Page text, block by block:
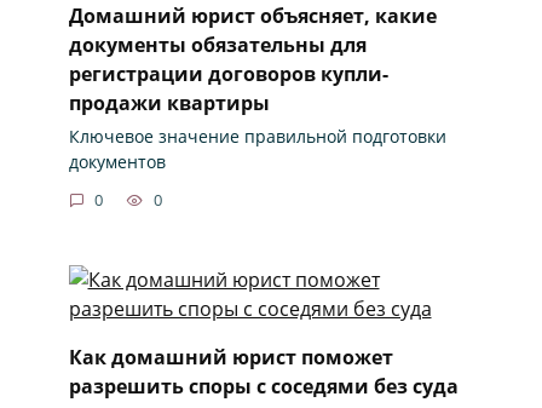
Домашний юрист объясняет, какие
документы обязательны для
регистрации договоров купли-
продажи квартиры
Ключевое значение правильной подготовки
документов
0 0
Как домашний юрист поможет
разрешить споры с соседями без суда